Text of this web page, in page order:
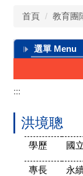
首頁 教育團
選單 Menu
教育團隊
課程規劃
教學設備
:::
洪境聰
學歷 國
專長
永